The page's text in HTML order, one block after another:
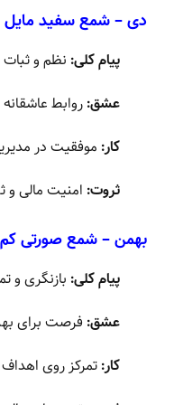
دی – شمع سفید مایل
پیام کلی: نظم و ثبات
عشق:روابط
کار: موفقیت در
ثروت: امنیت مالی و
بهمن – شمع صورتی
پیام کلی: بازنگری و
عشق: فرصت برای
کار:تمرکز روی